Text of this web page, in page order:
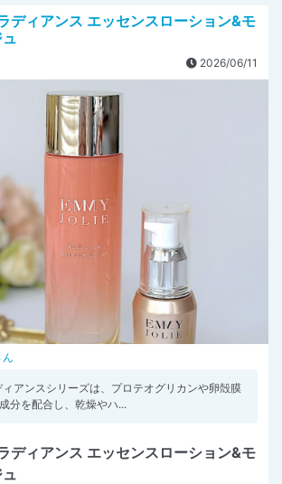
ディアンス エッセンスローション&モ
2026/06/11
ん
アンスシリーズは、プロテオグリカンや卵殻膜
分を配合し、乾燥やハ...
ディアンス エッセンスローション&モ